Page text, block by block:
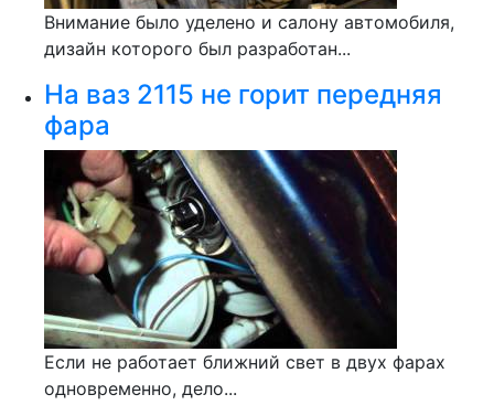
Внимание было уделено и салону автомобиля,
дизайн которого был разработан...
На ваз 2115 не горит передняя
фара
Если не работает ближний свет в двух фарах
одновременно, дело...